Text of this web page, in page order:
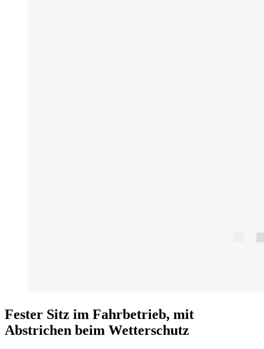
Fester Sitz im Fahrbetrieb, mit
Abstrichen beim Wetterschutz